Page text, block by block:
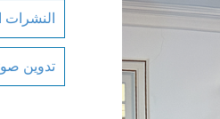
النشرات
تدوين